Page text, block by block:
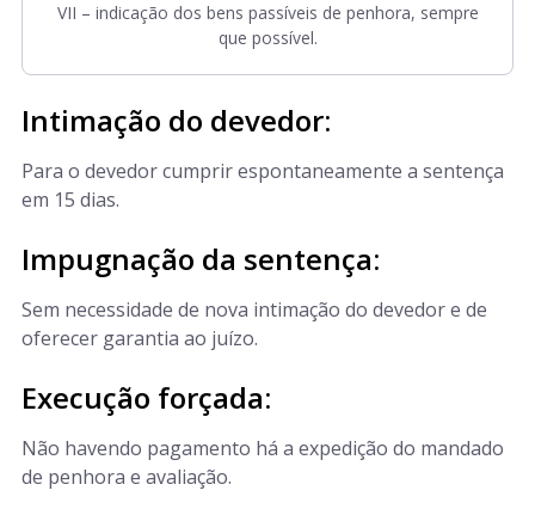
VII – indicação dos bens passíveis de penhora, sempre
que possível.
Intimação do devedor:
Para o devedor cumprir espontaneamente a sentença
em 15 dias.
Impugnação da sentença:
Sem necessidade de nova intimação do devedor e de
oferecer garantia ao juízo.
Execução forçada:
Não havendo pagamento há a expedição do mandado
de penhora e avaliação.